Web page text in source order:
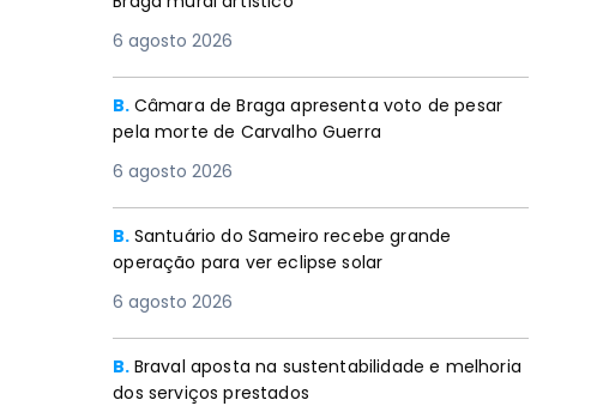
6 agosto 2026
B. Câmara de Braga apresenta voto de pesar
pela morte de Carvalho Guerra
6 agosto 2026
B. Santuário do Sameiro recebe grande
operação para ver eclipse solar
6 agosto 2026
B. Braval aposta na sustentabilidade e melhoria
dos serviços prestados